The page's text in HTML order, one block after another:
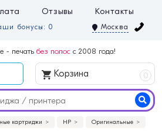
Отзывы Контакты
бонусы: 0 Москва
- печать без полос с 2008 года!
Корзина 0
картриджи HP Оригинальные